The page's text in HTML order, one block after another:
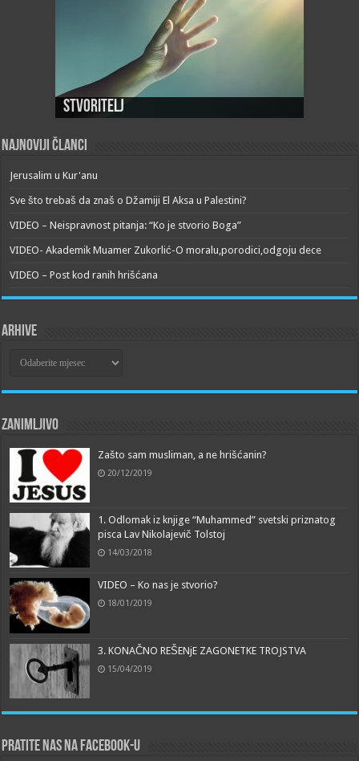
Stvoritelj
Najnoviji članci
Jerusalim u Kur'anu
Sve što trebaš da znaš o Džamiji El Aksa u Palestini?
VIDEO – Neispravnost pitanja: “Ko je stvorio Boga”
VIDEO- Akademik Muamer Zukorlić-O moralu,porodici,odgoju dece
VIDEO – Post kod ranih hrišćana
Arhive
Zanimljivo
Zašto sam musliman, a ne hrišćanin?
20/12/2019
1. Odlomak iz knjige “Muhammed” svetski priznatog
pisca Lav Nikolajevič Tolstoj
14/03/2018
VIDEO – Ko nas je stvorio?
18/01/2019
3. KONAČNO REŠENjE ZAGONETKE TROJSTVA
15/04/2019
Pratite nas na Facebook-u